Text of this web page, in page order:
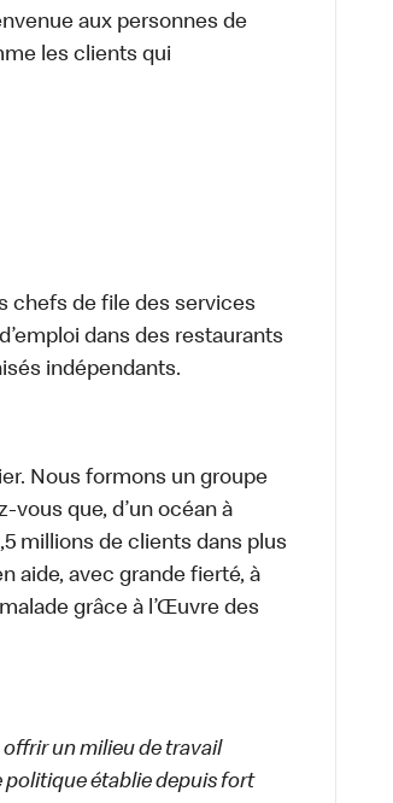
aux personnes de
les clients qui
chefs de file des services
dans des restaurants
indépendants.
Nous formons un groupe
que, d’un océan à
millions de clients dans plus
aide, avec grande fierté, à
grâce à l’Œuvre des
offrir un milieu de travail
politique établie depuis fort